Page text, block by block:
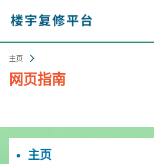
内
主页
网页指南
主页